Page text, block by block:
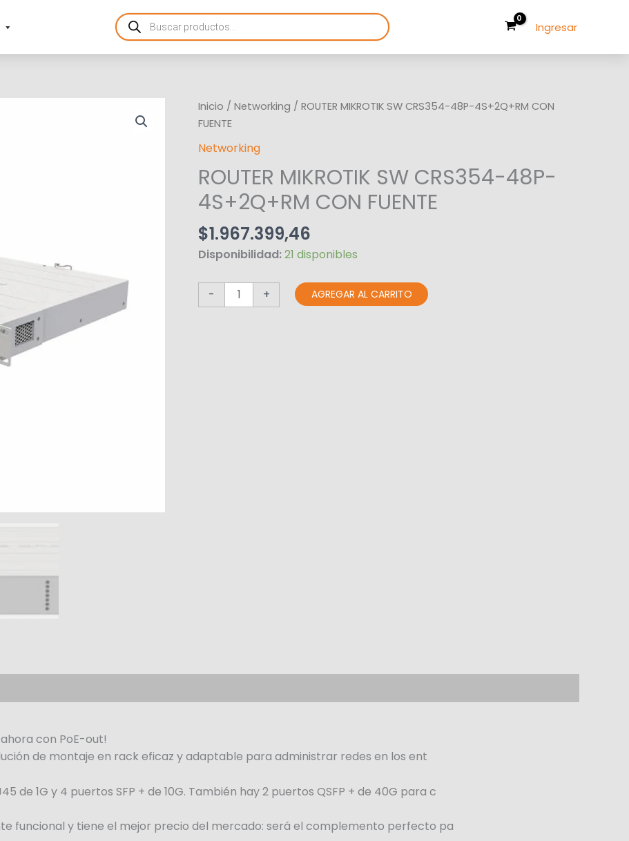
Products
search Ingresar
Inicio / Networking / ROUTER MIKROTIK SW CRS354-48P-4S+2Q+RM CON
FUENTE
Networking
ROUTER MIKROTIK SW CRS354-48P-
4S+2Q+RM CON FUENTE
$1.967.399,46
Disponibilidad:21 disponibles
-
ROUTER
MIKROTIK
SW
48P-
4S+2Q+RM
CON
FUENTE
cantidad
+ AGREGAR AL CARRITO
con PoE-out!
de montaje en rack eficaz y adaptable para administrar redes en los ent
1G y 4 puertos SFP + de 10G. También hay 2 puertos QSFP + de 40G para c
funcional y tiene el mejor precio del mercado: será el complemento perfecto pa